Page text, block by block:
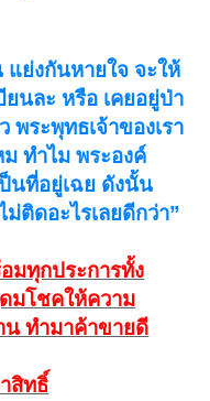
ย่งกันหายใจ จะให้
ยนละ หรือ เคยอยู่ป่า
ระพุทธเจ้าของเรา
ทําไม พระองค์
นที่อยู่เฉย ดังนั้น
ติดอะไรเลยดีกว่า”
ทุกประการทั้ง
มโชคให้ความ
น ทำมาค้าขายดี
สิทธิ์